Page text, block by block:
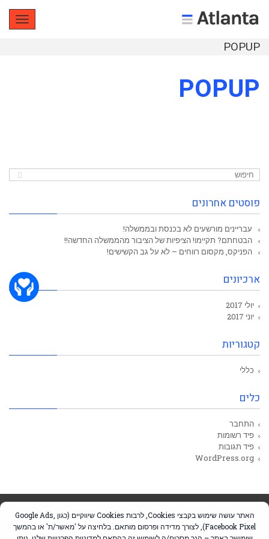
POPUP
POPUP
פוסטים אחרונים
עבריינים מורשעים לא בכנסת ובממשלה!
הבטחתם? תקיימו! הציפיות של הציבור מהממשלה החדשה!!
הפניקס, מקסום רווחים – לא על גב הקשישים!
ארכיונים
יולי 2017
יוני 2017
קטגוריות
כללי
כלים
התחבר
פיד רשומות
פיד תגובות
WordPress.org
Theme byPojo.me- WordPress Themes
Design by Elementorהאתר עושה שימוש בקבצי Cookies, לרבות Cookies שיווקיים (כגון Google Ads,
Facebook Pixel), לצורך מדידה ופרסום מותאם. בלחיצה על 'מאשר/ת' או בהמשך